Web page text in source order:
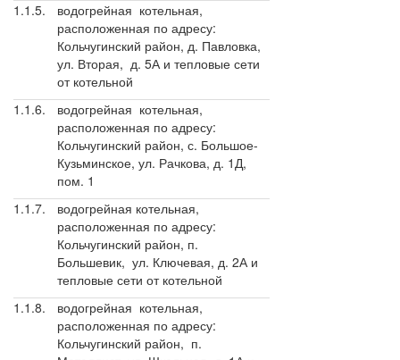
1.1.5.
водогрейная котельная,
расположенная по адресу:
Кольчугинский район, д. Павловка,
ул. Вторая, д. 5А и тепловые сети
от котельной
1.1.6.
водогрейная котельная,
расположенная по адресу:
Кольчугинский район, с. Большое-
Кузьминское, ул. Рачкова, д. 1Д,
пом. 1
1.1.7.
водогрейная котельная,
расположенная по адресу:
Кольчугинский район, п.
Большевик, ул. Ключевая, д. 2А и
тепловые сети от котельной
1.1.8.
водогрейная котельная,
расположенная по адресу:
Кольчугинский район, п.